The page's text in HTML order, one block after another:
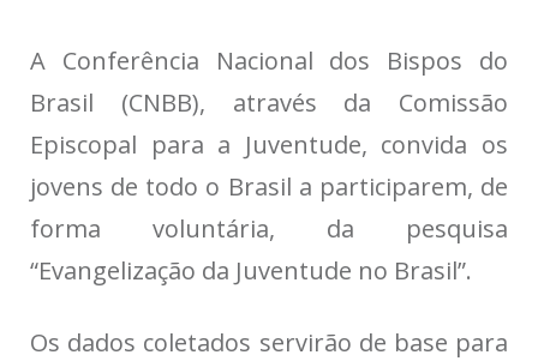
A Conferência Nacional dos Bispos do
Brasil (CNBB), através da Comissão
Episcopal para a Juventude, convida os
jovens de todo o Brasil a participarem, de
forma voluntária, da pesquisa
“Evangelização da Juventude no Brasil”.
Os dados coletados servirão de base para